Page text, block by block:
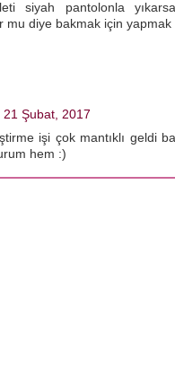
siyah pantolonla
mu diye bakmak için yapmak
21 Şubat, 2017
işi çok mantıklı geldi
hem :)